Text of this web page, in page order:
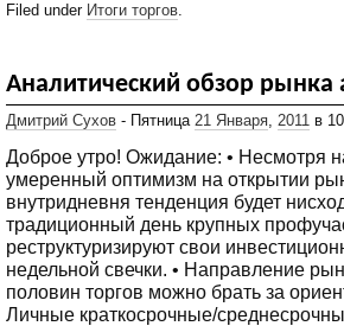
Filed under Итоги торгов.
Аналитический обзор рынка
Дмитрий Сухов - Пятница 21 Января 2011 в
Доброе утро! Ожидание: • Несмотря
умеренный оптимизм на открытии
внутридневня тенденция будет
традиционный день крупных
реструктуризируют свои
недельной свечки. • Направление
половин торгов можно брать за
Личные краткосрочные/